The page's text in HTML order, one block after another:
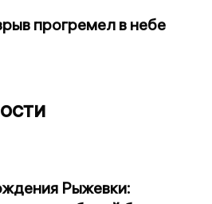
прогремел в небе
Рыжевки: